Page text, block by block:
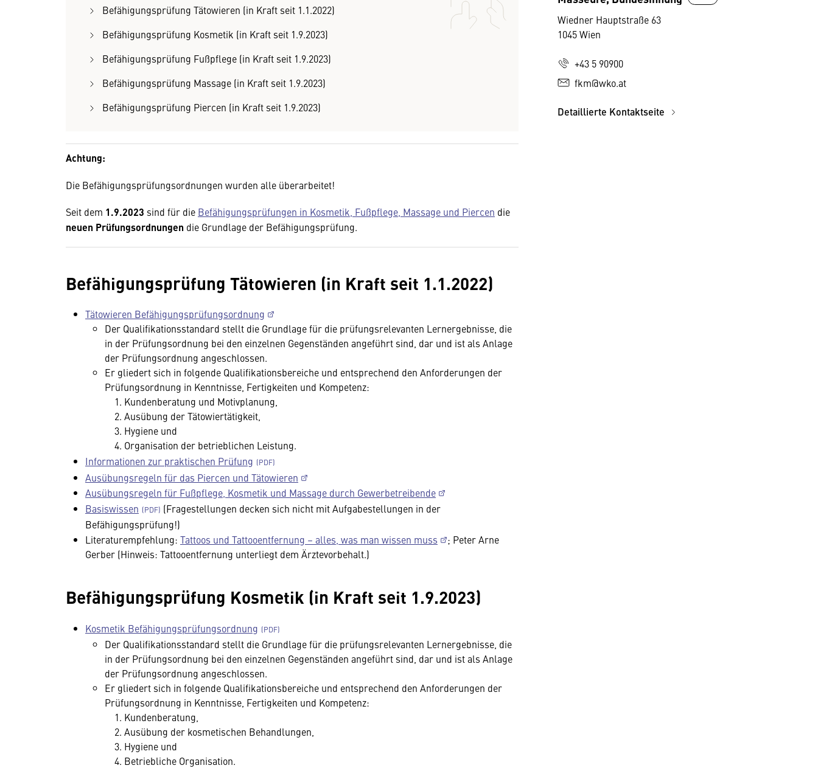
Befähigungsprüfung Tätowieren (in Kraft seit 1.1.2022)
Befähigungsprüfung Kosmetik (in Kraft seit 1.9.2023)
Befähigungsprüfung Fußpflege (in Kraft seit 1.9.2023)
Befähigungsprüfung Massage (in Kraft seit 1.9.2023)
Befähigungsprüfung Piercen (in Kraft seit 1.9.2023)
Achtung:
Die Befähigungsprüfungsordnungen wurden alle überarbeitet!
Seit dem 1.9.2023 sind für die Befähigungsprüfungen in Kosmetik, Fußpflege, Massage und Piercen die
neuen Prüfungsordnungen die Grundlage der Befähigungsprüfung.
Befähigungsprüfung Tätowieren (in Kraft seit 1.1.2022)
Tätowieren Befähigungsprüfungsordnung
Der Qualifikationsstandard stellt die Grundlage für die prüfungsrelevanten Lernergebnisse, die
in der Prüfungsordnung bei den einzelnen Gegenständen angeführt sind, dar und ist als Anlage
der Prüfungsordnung angeschlossen.
Er gliedert sich in folgende Qualifikationsbereiche und entsprechend den Anforderungen der
Prüfungsordnung in Kenntnisse, Fertigkeiten und Kompetenz:
Kundenberatung und Motivplanung,
Ausübung der Tätowiertätigkeit,
Hygiene und
Organisation der betrieblichen Leistung.
Informationen zur praktischen Prüfung
Ausübungsregeln für das Piercen und Tätowieren
Ausübungsregeln für Fußpflege, Kosmetik und Massage durch Gewerbetreibende
Basiswissen
(Fragestellungen decken sich nicht mit Aufgabestellungen in der
Befähigungsprüfung!)
Literaturempfehlung: Tattoos und Tattooentfernung – alles, was man wissen muss
; Peter Arne
Gerber (Hinweis: Tattooentfernung unterliegt dem Ärztevorbehalt.)
Befähigungsprüfung Kosmetik (in Kraft seit 1.9.2023)
Kosmetik Befähigungsprüfungsordnung
Der Qualifikationsstandard stellt die Grundlage für die prüfungsrelevanten Lernergebnisse, die
in der Prüfungsordnung bei den einzelnen Gegenständen angeführt sind, dar und ist als Anlage
der Prüfungsordnung angeschlossen.
Er gliedert sich in folgende Qualifikationsbereiche und entsprechend den Anforderungen der
Prüfungsordnung in Kenntnisse, Fertigkeiten und Kompetenz:
Kundenberatung,
Ausübung der kosmetischen Behandlungen,
Hygiene und
Betriebliche Organisation.
Wiedner Hauptstraße 63
1045 Wien
+43 5 90900
fkm@wko.at
Detaillierte Kontaktseite